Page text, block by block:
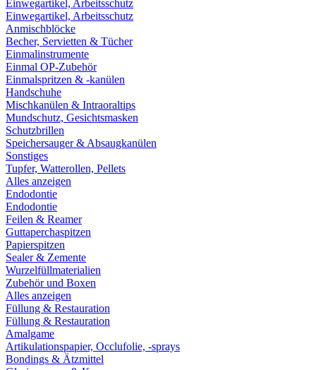
Einwegartikel, Arbeitsschutz
Einwegartikel, Arbeitsschutz
Anmischblöcke
Becher, Servietten & Tücher
Einmalinstrumente
Einmal OP-Zubehör
Einmalspritzen & -kanülen
Handschuhe
Mischkanülen & Intraoraltips
Mundschutz, Gesichtsmasken
Schutzbrillen
Speichersauger & Absaugkanülen
Sonstiges
Tupfer, Watterollen, Pellets
Alles anzeigen
Endodontie
Endodontie
Feilen & Reamer
Guttaperchaspitzen
Papierspitzen
Sealer & Zemente
Wurzelfüllmaterialien
Zubehör und Boxen
Alles anzeigen
Füllung & Restauration
Füllung & Restauration
Amalgame
Artikulationspapier, Occlufolie, -sprays
Bondings & Ätzmittel